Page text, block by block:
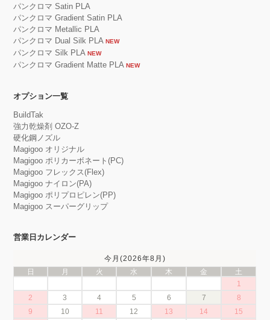
パンクロマ Satin PLA
パンクロマ Gradient Satin PLA
パンクロマ Metallic PLA
パンクロマ Dual Silk PLA NEW
パンクロマ Silk PLA NEW
パンクロマ Gradient Matte PLA NEW
オプション一覧
BuildTak
強力乾燥剤 OZO-Z
硬化鋼ノズル
Magigoo オリジナル
Magigoo ポリカーボネート(PC)
Magigoo フレックス(Flex)
Magigoo ナイロン(PA)
Magigoo ポリプロピレン(PP)
Magigoo スーパーグリップ
営業日カレンダー
今月(2026年8月)
日
月 火 水 木 金
土
1
2
3 4 5 6 7
8
9
10 11 12 13 14
15